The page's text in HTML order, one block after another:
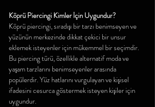
Köprü Piercingi Kimler İçin Uygundur?
Köprü piercingi, sıradışı bir tarzı benimseyen ve
yüzünün merkezinde dikkat çekici bir unsur
eklemek isteyenler için mükemmel bir seçimdir.
Bu piercing türü, özellikle alternatif moda ve
yaşam tarzlarını benimseyenler arasında
popülerdir. Yüz hatlarını vurgulayan ve kişisel
ifadesini cesurca göstermek isteyen kişiler için
uygundur.